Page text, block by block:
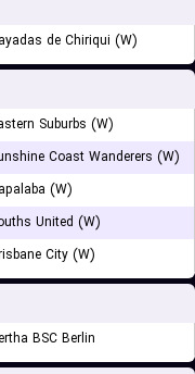
de Chiriqui (W)
Suburbs (W)
Coast Wanderers (W)
(W)
United (W)
City (W)
BSC Berlin